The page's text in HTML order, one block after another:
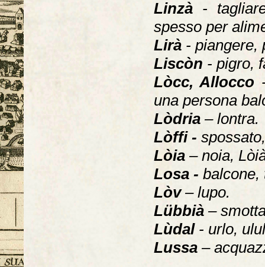
Linzà -
spesso per
Lirà - piangere,
Liscòn - pigro,
Lòcc, Allocco
una persona
Lòdria – lontra.
Lòffi -
Lòia– noia,
Losa - balcone,
Lòv– lupo.
Lübbià –
Lùdal - urlo,
Lussa –